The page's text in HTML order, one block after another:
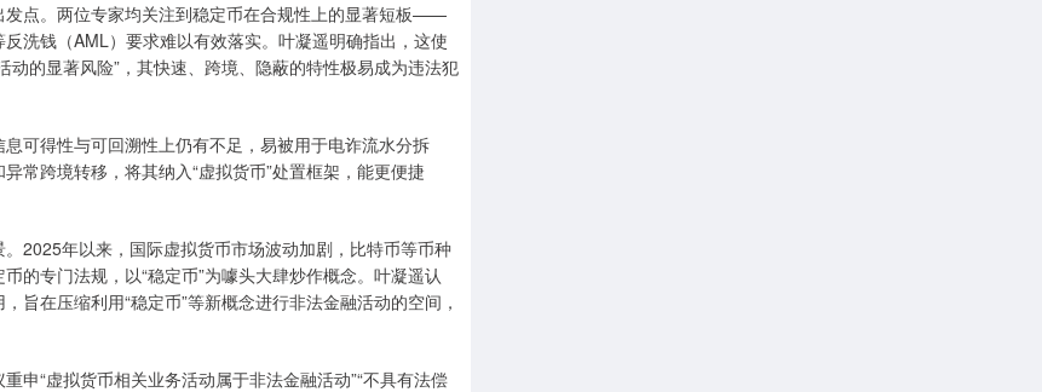
点。两位专家均关注到稳定币在合规性上的显著短板——
洗钱（AML）要求难以有效落实。叶凝遥明确指出，这使
的显著风险”，其快速、跨境、隐蔽的特性极易成为违法犯
可得性与可回溯性上仍有不足，易被用于电诈流水分拆
常跨境转移，将其纳入“虚拟货币”处置框架，能更便捷
2025年以来，国际虚拟货币市场波动加剧，比特币等币种
的专门法规，以“稳定币”为噱头大肆炒作概念。叶凝遥认
旨在压缩利用“稳定币”等新概念进行非法金融活动的空间，
申“虚拟货币相关业务活动属于非法金融活动”“不具有法偿